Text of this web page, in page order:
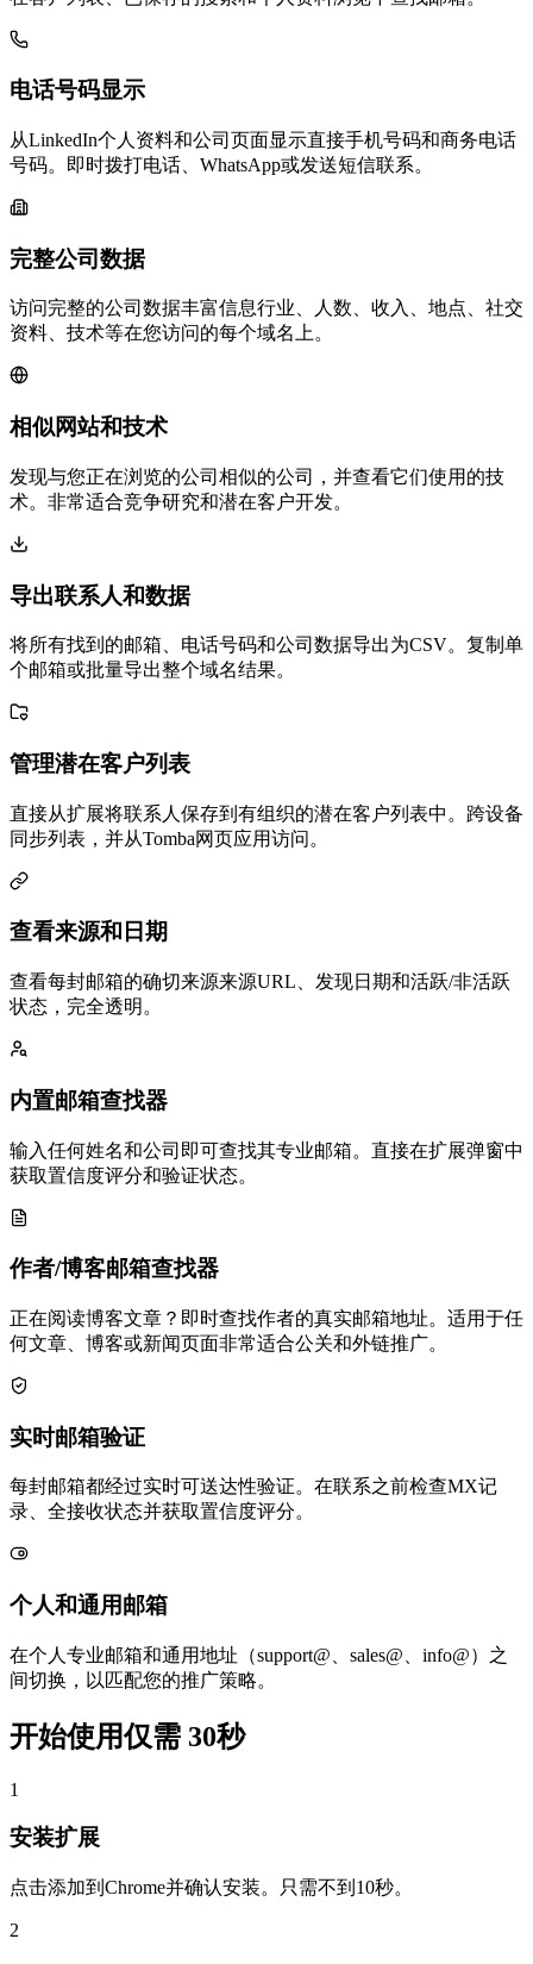
电话号码显示
从LinkedIn个人资料和公司页面显示直接手机号码和商务电话
号码。即时拨打电话、WhatsApp或发送短信联系。
完整公司数据
访问完整的公司数据丰富信息行业、人数、收入、地点、社交
资料、技术等在您访问的每个域名上。
相似网站和技术
发现与您正在浏览的公司相似的公司，并查看它们使用的技
术。非常适合竞争研究和潜在客户开发。
导出联系人和数据
将所有找到的邮箱、电话号码和公司数据导出为CSV。复制单
个邮箱或批量导出整个域名结果。
管理潜在客户列表
直接从扩展将联系人保存到有组织的潜在客户列表中。跨设备
同步列表，并从Tomba网页应用访问。
查看来源和日期
查看每封邮箱的确切来源来源URL、发现日期和活跃/非活跃
状态，完全透明。
内置邮箱查找器
输入任何姓名和公司即可查找其专业邮箱。直接在扩展弹窗中
获取置信度评分和验证状态。
作者/博客邮箱查找器
正在阅读博客文章？即时查找作者的真实邮箱地址。适用于任
何文章、博客或新闻页面非常适合公关和外链推广。
实时邮箱验证
每封邮箱都经过实时可送达性验证。在联系之前检查MX记
录、全接收状态并获取置信度评分。
个人和通用邮箱
在个人专业邮箱和通用地址（support@、sales@、info@）之
间切换，以匹配您的推广策略。
开始使用仅需 30秒
1
安装扩展
点击添加到Chrome并确认安装。只需不到10秒。
2